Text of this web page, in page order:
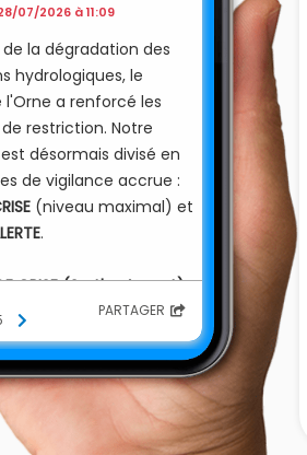
07/2026 à 11:09
de la dégradation des
hydrologiques, le
l'Orne a renforcé les
restriction. Notre
désormais divisé en
de vigilance accrue :
(niveau maximal) et
.
CRISE (Sarthe Amont)
: Boitron, Bursard,
Chapelle-prés-Sées, Le
sous-Essai,
du-Perron.
(arbres, pelouses,
:
🚫 INTERDICTION
PARTAGER